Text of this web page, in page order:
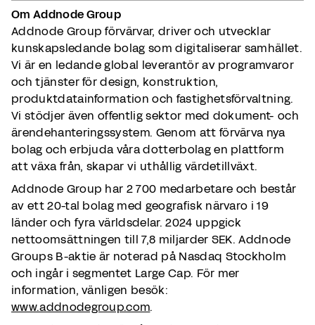
Om Addnode Group
Addnode Group förvärvar, driver och utvecklar
kunskapsledande bolag som digitaliserar samhället.
Vi är en ledande global leverantör av programvaror
och tjänster för design, konstruktion,
produktdatainformation och fastighetsförvaltning.
Vi stödjer även offentlig sektor med dokument- och
ärendehanteringssystem. Genom att förvärva nya
bolag och erbjuda våra dotterbolag en plattform
att växa från, skapar vi uthållig värdetillväxt.
Addnode Group har 2 700 medarbetare och består
av ett 20-tal bolag med geografisk närvaro i 19
länder och fyra världsdelar. 2024 uppgick
nettoomsättningen till 7,8 miljarder SEK. Addnode
Groups B-aktie är noterad på Nasdaq Stockholm
och ingår i segmentet Large Cap. För mer
information, vänligen besök:
www.addnodegroup.com.